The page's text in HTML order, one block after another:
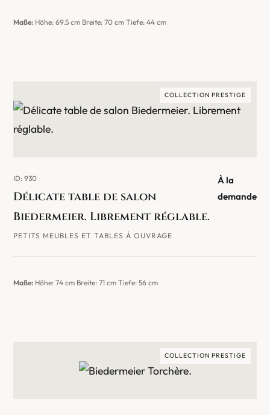
Maße: Höhe: 69.5 cm Breite: 70 cm Tiefe: 44 cm
COLLECTION PRESTIGE
ID: 930
Délicate table de salon
Biedermeier. Librement réglable.
PETITS MEUBLES ET TABLES À OUVRAGE
À la
demande
Maße: Höhe: 74 cm Breite: 71 cm Tiefe: 56 cm
COLLECTION PRESTIGE